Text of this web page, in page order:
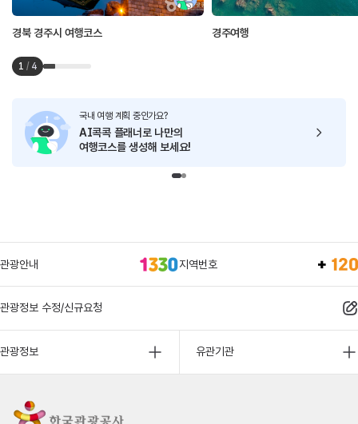
경북 경주시 여행코스 경주여행
1 / 4
국내 여행 계획 중인가요?
AI콕콕 플래너로 나만의
여행코스를 생성해 보세요!
관광안내 지역번호
관광정보 수정/신규요청
관광정보 유관기관